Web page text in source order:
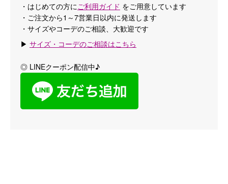
・はじめての方に ご利用ガイド をご用意しています
・ご注文から1～7営業日以内に発送します
・サイズやコーデのご相談、大歓迎です
▶ サイズ・コーデのご相談はこちら
◎ LINEクーポン配信中♪